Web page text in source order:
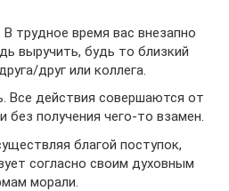
трудное время вас внезапно
выручить, будь то близкий
друг или коллега.
Все действия совершаются от
без получения чего-то взамен.
благой поступок,
согласно своим духовным
морали.